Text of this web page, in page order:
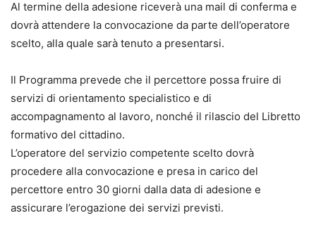
Al termine della adesione riceverà una mail di conferma e
dovrà attendere la convocazione da parte dell’operatore
scelto, alla quale sarà tenuto a presentarsi.
Il Programma prevede che il percettore possa fruire di
servizi di orientamento specialistico e di
accompagnamento al lavoro, nonché il rilascio del Libretto
formativo del cittadino.
L’operatore del servizio competente scelto dovrà
procedere alla convocazione e presa in carico del
percettore entro 30 giorni dalla data di adesione e
assicurare l’erogazione dei servizi previsti.